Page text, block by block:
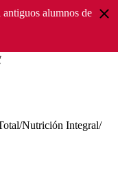
antiguos alumnos de
Nutrición Integral